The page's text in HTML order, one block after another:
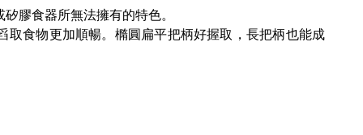
膠食器所無法擁有的特色。
食物更加順暢。橢圓扁平把柄好握取，長把柄也能成